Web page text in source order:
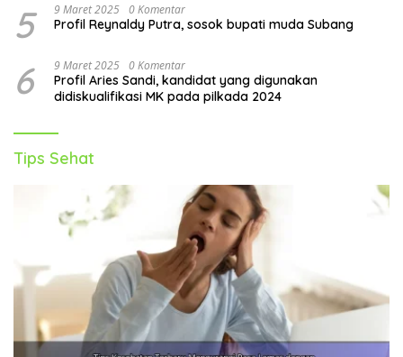
5 9 Maret 2025 0 Komentar
Profil Reynaldy Putra, sosok bupati muda Subang
6 9 Maret 2025 0 Komentar
Profil Aries Sandi, kandidat yang digunakan
didiskualifikasi MK pada pilkada 2024
Tips Sehat